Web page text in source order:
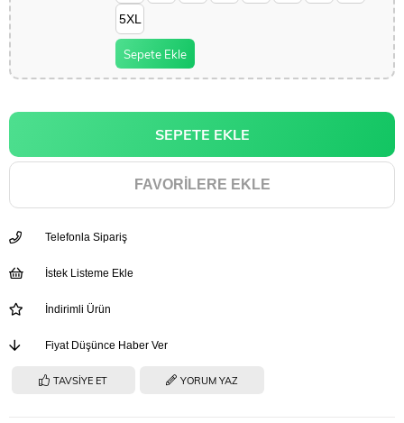
5XL
Sepete Ekle
FAVORILERE EKLE
Telefonla Sipariş
İstek Listeme Ekle
İndirimli Ürün
Fiyat Düşünce Haber Ver
TAVSIYE ET YORUM YAZ